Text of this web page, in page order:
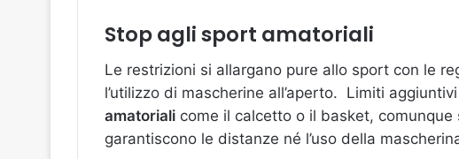
Stop agli sport amatoriali
Le restrizioni si allargano pure allo sport con le
l’utilizzo di mascherine all’aperto. Limiti
amatoriali come il calcetto o il basket,
garantiscono le distanze né l’uso della